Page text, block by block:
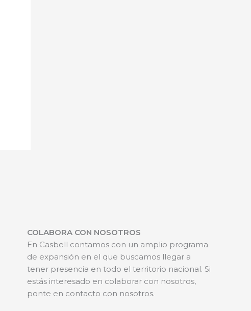
COLABORA CON NOSOTROS
En Casbell contamos con un amplio programa
de expansión en el que buscamos llegar a
tener presencia en todo el territorio nacional. Si
estás interesado en colaborar con nosotros,
ponte en contacto con nosotros.